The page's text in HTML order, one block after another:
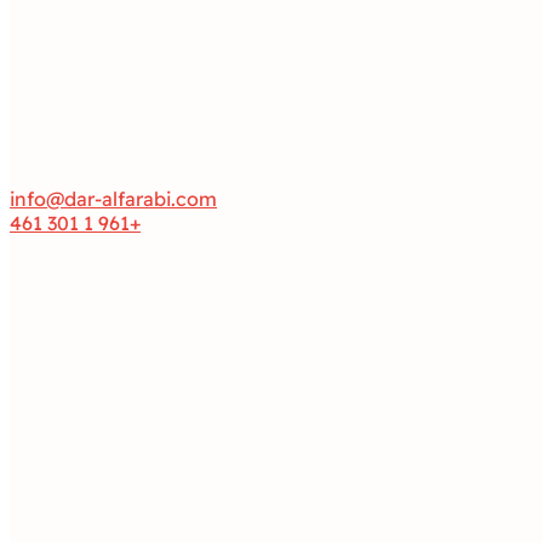
info@dar-alfarabi.com
+961 1 301 461